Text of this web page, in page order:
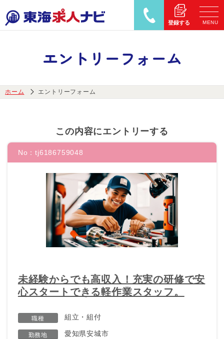
登録する MENU
エントリーフォーム
ホーム エントリーフォーム
この内容にエントリーする
No：tj6186759048
未経験からでも高収入！充実の研修で安
心スタートできる軽作業スタッフ。
職種 組立・組付
勤務地 愛知県安城市